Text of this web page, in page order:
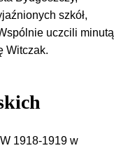
szkół,
uczcili minutą
Witczak.
1918-1919 w